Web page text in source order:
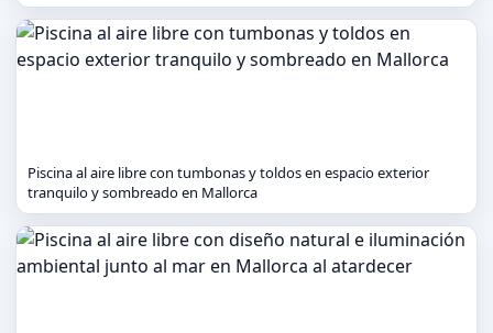
Piscina al aire libre con tumbonas y toldos en espacio exterior
tranquilo y sombreado en Mallorca